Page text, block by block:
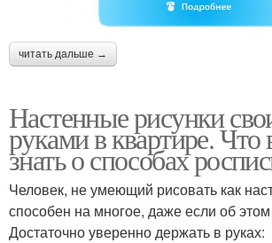
читать дальше →
Настенные рисунки
руками в квартире. Что
знать о способах
Человек, не умеющий рисовать как
способен на многое, даже если об
Достаточно уверенно держать в руках: